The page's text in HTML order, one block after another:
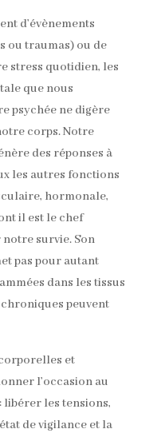
d’évènements
ou traumas) ou de
stress quotidien, les
que nous
psychée ne digère
corps. Notre
des réponses à
les autres fonctions
hormonale,
il est le chef
survie. Son
pas pour autant
dans les tissus
peuvent
et
l’occasion au
: libérer les tensions,
de vigilance et la